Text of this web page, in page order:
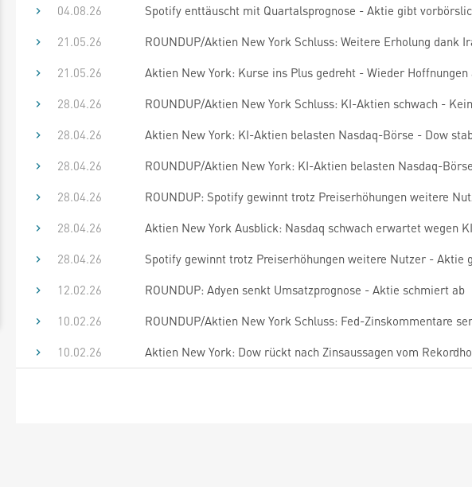
04.08.26
Spotify enttäuscht mit Quartalsprognose - Aktie gibt
21.05.26
ROUNDUP/Aktien New York Schluss: Weitere Erholung dank
21.05.26
Aktien New York: Kurse ins Plus gedreht - Wieder
28.04.26
ROUNDUP/Aktien New York Schluss: KI-Aktien schwach -
28.04.26
Aktien New York: KI-Aktien belasten Nasdaq-Börse - Dow
28.04.26
ROUNDUP/Aktien New York: KI-Aktien belasten Nasdaq-
28.04.26
ROUNDUP: Spotify gewinnt trotz Preiserhöhungen weitere
28.04.26
Aktien New York Ausblick: Nasdaq schwach erwartet wegen
28.04.26
Spotify gewinnt trotz Preiserhöhungen weitere Nutzer - Aktie
12.02.26
ROUNDUP: Adyen senkt Umsatzprognose - Aktie schmiert ab
10.02.26
ROUNDUP/Aktien New York Schluss: Fed-Zinskommentare
10.02.26
Aktien New York: Dow rückt nach Zinsaussagen vom